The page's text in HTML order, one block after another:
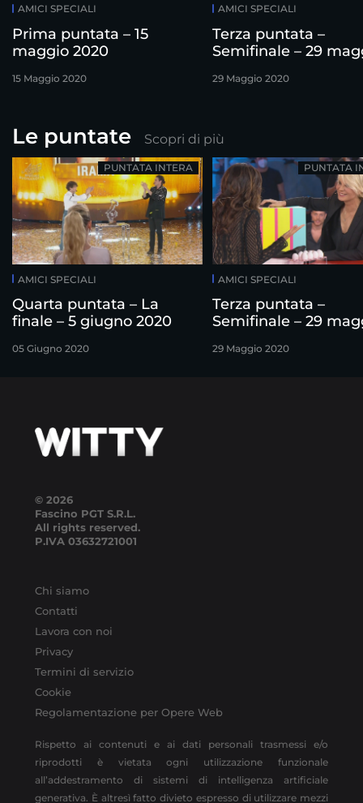
AMICI SPECIALI
Prima puntata – 15
maggio 2020
15 Maggio 2020
AMICI SPECIALI
Terza puntata –
Semifinale – 29
29 Maggio 2020
Le puntate Scopri di più
AMICI SPECIALI
Quarta puntata – La
finale – 5 giugno 2020
05 Giugno 2020
PUNTATA INTERA
AMICI SPECIALI
Terza puntata –
Semifinale – 29
29 Maggio 2020
PUNTATA
© 2026
Fascino PGT S.R.L.
All rights reserved.
P.IVA 03632721001
Chi siamo
Contatti
Lavora con noi
Privacy
Termini di servizio
Cookie
Regolamentazione per Opere Web
Rispetto ai contenuti e ai dati personali trasmessi e/o
riprodotti è vietata ogni utilizzazione funzionale
all’addestramento di sistemi di intelligenza artificiale
generativa. È altresì fatto divieto espresso di utilizzare mezzi